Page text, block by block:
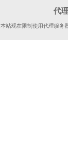
代
本站现在限制使用代理服务